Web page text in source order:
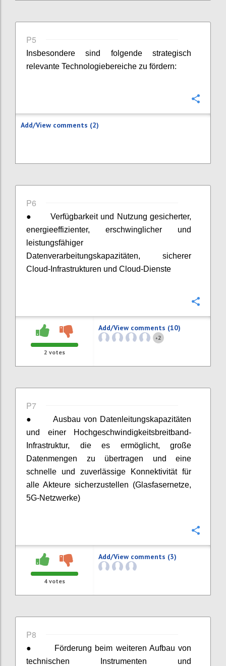
P5
Insbesondere sind folgende strategisch
relevante Technologiebereiche zu fördern:
Add/View comments (2)
P6
●
Verfügbarkeit und Nutzung gesicherter,
energieeffizienter, erschwinglicher und
leistungsfähiger
Datenverarbeitungskapazitäten, sicherer
Cloud-Infrastrukturen und Cloud-Dienste
2 votes
Add/View comments (10)
+2
P7
●
Ausbau von Datenleitungskapazitäten
und einer Hochgeschwindigkeitsbreitband-
Infrastruktur, die es ermöglicht, große
Datenmengen zu übertragen und eine
schnelle und zuverlässige Konnektivität für
alle Akteure sicherzustellen (Glasfasernetze,
5G-Netzwerke)
4 votes
Add/View comments (3)
P8
●
Förderung beim weiteren Aufbau von
technischen Instrumenten und